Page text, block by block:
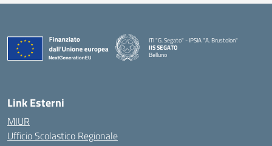
ITI "G. Segato" - IPSIA "A. Brustolon"
IIS SEGATO
Belluno
Link Esterni
MIUR
Ufficio Scolastico Regionale